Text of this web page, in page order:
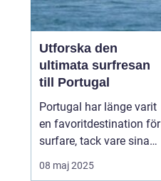
Utforska den
ultimata surfresan
till Portugal
Portugal har länge varit
en favoritdestination för
surfare, tack vare sina
vidsträckta kuster och
imponerande vågor. En
08 maj 2025